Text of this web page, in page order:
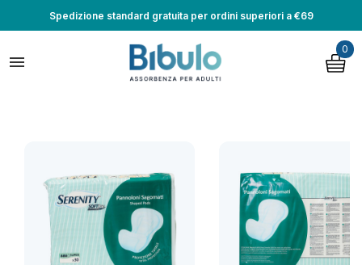
Spedizione standard gratuita per ordini superiori a €69

0